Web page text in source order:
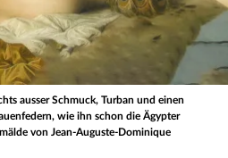
ausser Schmuck, Turban und einen
wie ihn schon die Ägypter
von Jean-Auguste-Dominique